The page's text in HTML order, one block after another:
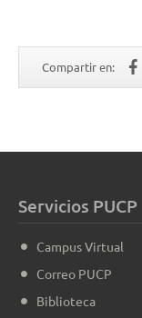
Compartir en:
Servicios PUCP
Campus Virtual
Correo PUCP
Biblioteca